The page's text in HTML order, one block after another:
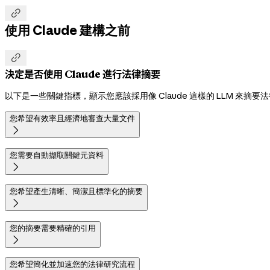

使用 Claude 建構之前

決定是否使用 Claude 進行法律摘要
以下是一些關鍵指標，顯示您應該採用像 Claude 這樣的 LLM 來摘要法
您希望有效率且經濟地審查大量文件

您需要自動擷取關鍵元資料

您希望產生清晰、簡潔且標準化的摘要

您的摘要需要精確的引用

您希望簡化並加速您的法律研究流程